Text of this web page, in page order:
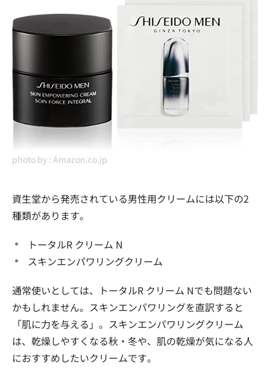
photo by : Amazon.co.jp
資生堂から発売されている男性用クリームには以下の2
種類があります。
トータルR クリーム N
スキンエンパワリングクリーム
通常使いとしては、トータルR クリーム Nでも問題ない
かもしれません。スキンエンパワリングを直訳すると
「肌に力を与える」。スキンエンパワリングクリーム
は、乾燥しやすくなる秋・冬や、肌の乾燥が気になる人
におすすめしたいクリームです。